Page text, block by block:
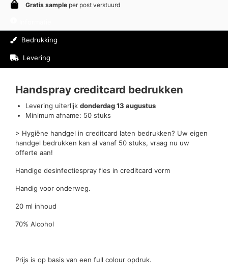
Gratis sample per post verstuurd
Bedrukking
Levering
Handspray creditcard bedrukken
Levering uiterlijk donderdag 13 augustus
Minimum afname: 50 stuks
> Hygiëne handgel in creditcard laten bedrukken? Uw eigen
handgel bedrukken kan al vanaf 50 stuks, vraag nu uw
offerte aan!
Handige desinfectiespray fles in creditcard vorm
Handig voor onderweg.
20 ml inhoud
70% Alcohol
Prijs is op basis van een full colour opdruk.